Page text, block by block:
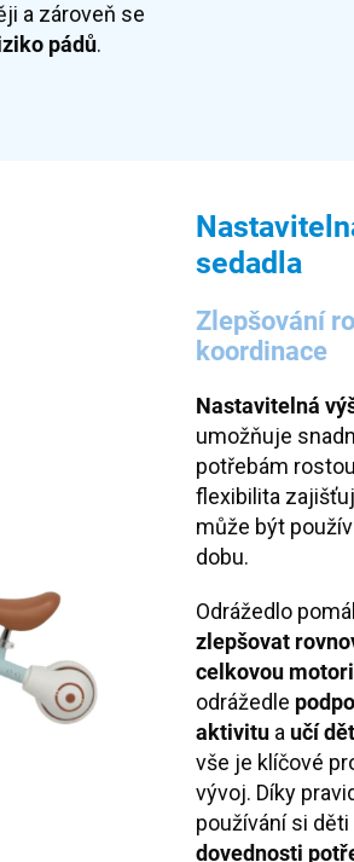
a zároveň se
pádů.
sedadla
Zlepšování
koordinace
Nastavitelná
umožňuje
potřebám
flexibilita
může být
dobu.
Odrážedlo
zlepšovat
celkovou
odrážedle
aktivitua učí
vše je klíčové
vývoj. Díky
používání si
dovednosti